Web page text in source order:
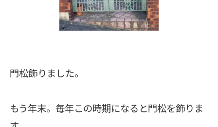
門松飾りました。
もう年末。毎年この時期になると門松を飾りま